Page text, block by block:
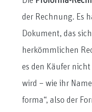
der Rechnung. Es
Dokument, das
herkömmlichen
es den Käufer
wird – wie ihr
forma“, also der